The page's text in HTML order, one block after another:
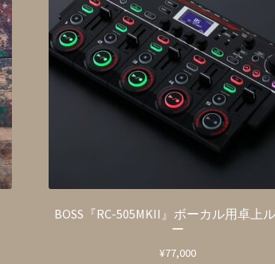
BOSS『RC-505MKII』ボーカル用卓上
ー
¥77,000